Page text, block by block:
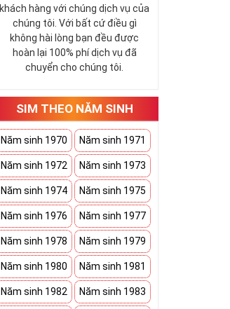
khách hàng với chúng dịch vụ của
chúng tôi. Với bất cứ điều gì
không hài lòng bạn đều được
hoàn lại 100% phí dịch vụ đã
chuyển cho chúng tôi.
SIM THEO NĂM SINH
Năm sinh 1970 Năm sinh 1971
Năm sinh 1972 Năm sinh 1973
Năm sinh 1974 Năm sinh 1975
Năm sinh 1976 Năm sinh 1977
Năm sinh 1978 Năm sinh 1979
Năm sinh 1980 Năm sinh 1981
Năm sinh 1982 Năm sinh 1983